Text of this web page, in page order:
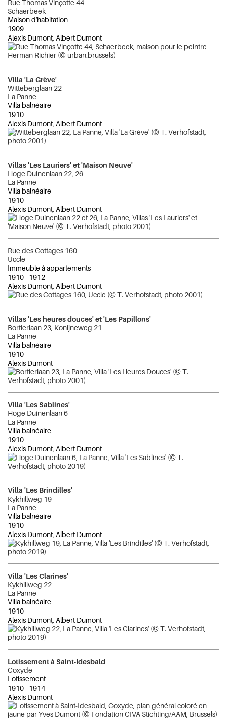
Rue Thomas Vinçotte 44
Schaerbeek
Maison d'habitation
1909
Alexis Dumont, Albert Dumont
Villa 'La Grève'
Witteberglaan 22
La Panne
Villa balnéaire
1910
Alexis Dumont, Albert Dumont
Villas 'Les Lauriers' et 'Maison Neuve'
Hoge Duinenlaan 22, 26
La Panne
Villa balnéaire
1910
Alexis Dumont, Albert Dumont
Rue des Cottages 160
Uccle
Immeuble à appartements
1910- 1912
Alexis Dumont, Albert Dumont
Villas 'Les heures douces' et 'Les Papillons'
Bortierlaan 23, Konijneweg 21
La Panne
Villa balnéaire
1910
Alexis Dumont
Villa 'Les Sablines'
Hoge Duinenlaan 6
La Panne
Villa balnéaire
1910
Alexis Dumont, Albert Dumont
Villa 'Les Brindilles'
Kykhillweg 19
La Panne
Villa balnéaire
1910
Alexis Dumont, Albert Dumont
Villa 'Les Clarines'
Kykhillweg 22
La Panne
Villa balnéaire
1910
Alexis Dumont, Albert Dumont
Lotissement à Saint-Idesbald
Coxyde
Lotissement
1910- 1914
Alexis Dumont